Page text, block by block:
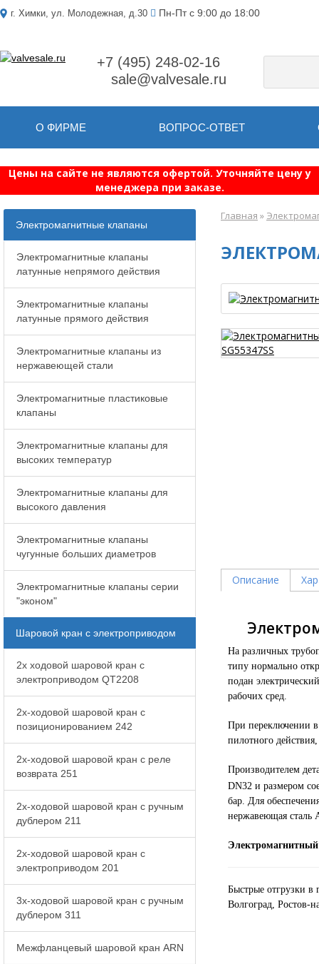
г. Химки, ул. Молодежная, д.30 Пн-Пт с 9:00 до 18:00
+7 (495) 248-02-16
sale@valvesale.ru
О ФИРМЕ ВОПРОС-ОТВЕТ
Цены на сайте не являются офертой. Уточняйте цену у
менеджера при заказе.
Главная »
Описание
На различных
типу нормально
подан
рабочих сред.
При переключении в
пилотного
Производителем
DN32 и размером
бар. Для
нержавеющая сталь
Быстрые отгрузки в
Волгоград, Ростов-
Электромагнитные клапаны
Электромагнитные клапаны
латунные непрямого действия
Электромагнитные клапаны
латунные прямого действия
Электромагнитные клапаны из
нержавеющей стали
Электромагнитные пластиковые
клапаны
Электромагнитные клапаны для
высоких температур
Электромагнитные клапаны для
высокого давления
Электромагнитные клапаны
чугунные больших диаметров
Электромагнитные клапаны серии
"эконом"
Шаровой кран с электроприводом
2x ходовой шаровой кран с
электроприводом QT2208
2x-ходовой шаровой кран с
позиционированием 242
2x-ходовой шаровой кран с реле
возврата 251
2x-ходовой шаровой кран с ручным
дублером 211
2x-ходовой шаровой кран с
электроприводом 201
3x-ходовой шаровой кран с ручным
дублером 311
Межфланцевый шаровой кран ARN